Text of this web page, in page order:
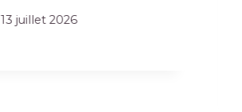
13 juillet 2026